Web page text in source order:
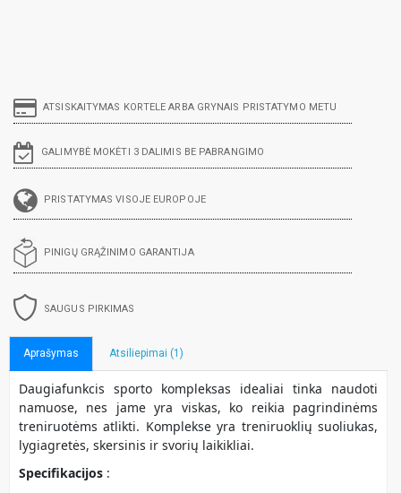
ATSISKAITYMAS KORTELE ARBA GRYNAIS PRISTATYMO METU
GALIMYBĖ MOKĖTI 3 DALIMIS BE PABRANGIMO
PRISTATYMAS VISOJE EUROPOJE
PINIGŲ GRĄŽINIMO GARANTIJA
SAUGUS PIRKIMAS
Aprašymas Atsiliepimai (1)
Daugiafunkcis sporto kompleksas idealiai tinka naudoti
namuose, nes jame yra viskas, ko reikia pagrindinėms
treniruotėms atlikti. Komplekse yra treniruoklių suoliukas,
lygiagretės, skersinis ir svorių laikikliai.
Specifikacijos :